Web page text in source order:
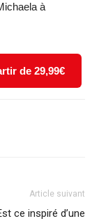
à
de 29,99€
Article suivant
ce inspiré d’une